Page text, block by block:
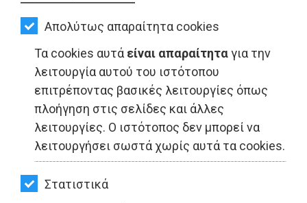
Απολύτως απαραίτητα cookies
Τα cookies αυτά είναι απαραίτηταγια την
λειτουργία αυτού του ιστότοπου
επιτρέποντας βασικές λειτουργίες όπως
πλοήγηση στις σελίδες και άλλες
λειτουργίες. Ο ιστότοπος δεν μπορεί να
λειτουργήσει σωστά χωρίς αυτά τα cookies.
Στατιστικά
ΟΙΚΟΝΟΜΙΑ
ΑΘΛΗΤΙΣΜΟΣ
ΠΟΛΙΤΙΣΜΟΣ
ΣΠΙΤΙ-
ΚΗΠΟΣ
ΥΓΕΙΑ
LIFESTYLE
LIFESTYLE - Ανατολική Αττική